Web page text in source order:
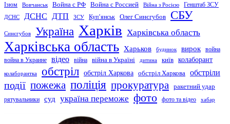
Ізюм Вовчанськ Война с РФ Война с Россией Війна з Росією Генштаб ЗСУ
ДСНС ДСНС ДТП ЗСУ Купʼянськ Олег Синєгубов СБУ
Синєгубов Україна Харків Харківська область
Харківська область Харьков будинок вирок война
война в Украине відео війна війна в Україні дитина київ колаборант
колаборантка обстріл обстріл Харкова обстріл Харкова обстріли
події пожежа поліція прокуратура
ракетний удар
рятувальники
суд україна переможе фото фото та відео хабар